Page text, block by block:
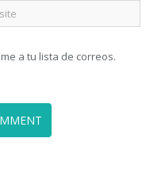
a tu lista de correos.